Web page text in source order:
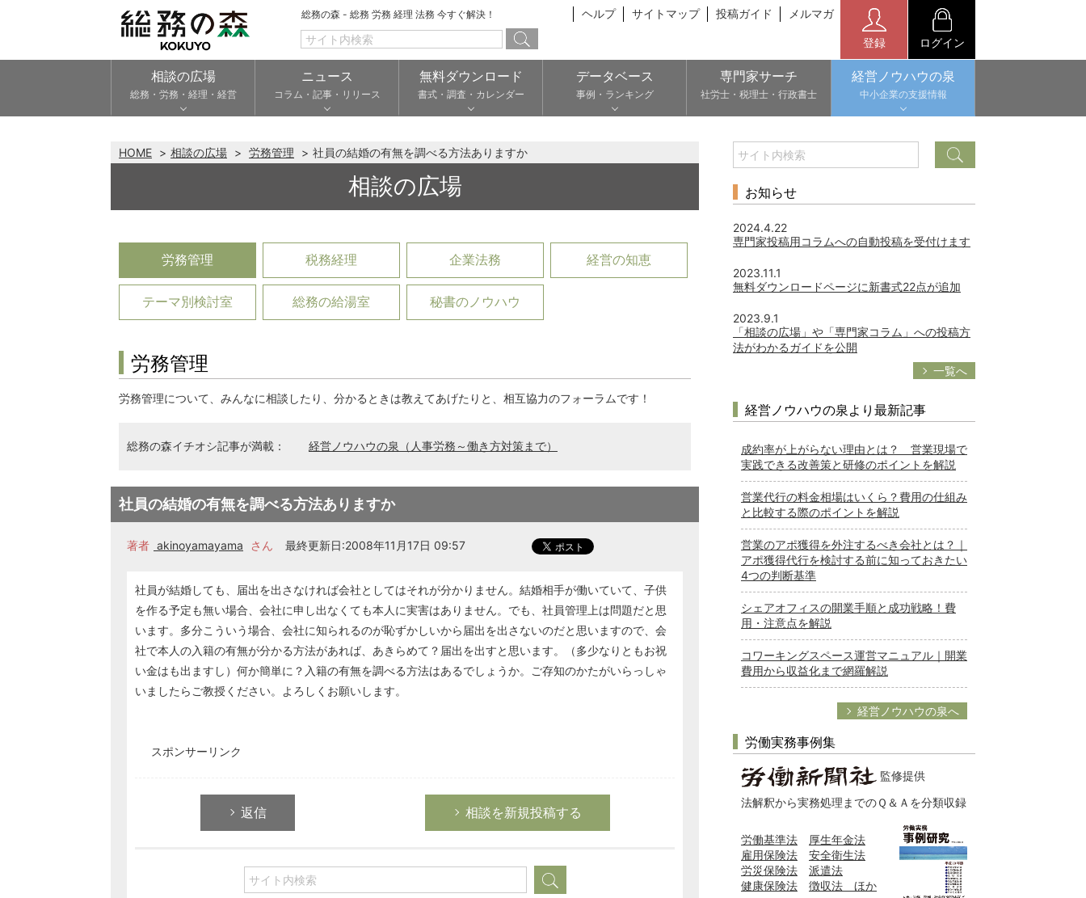
総務の森 - 総務 労務 経理 法務 今すぐ解決！ ヘルプ サイトマップ 投稿ガイド メルマガ
登録 ログイン
相談の広場
総務・労務・経理・経営
ニュース
コラム・記事・リリース
無料ダウンロード
書式・調査・カレンダー
データベース
事例・ランキング
専門家サーチ
社労士・税理士・行政書士
経営ノウハウの泉
中小企業の支援情報
HOME 相談の広場 労務管理 社員の結婚の有無を調べる方法ありますか
相談の広場
労務管理 税務経理 企業法務 経営の知恵
テーマ別検討室 総務の給湯室 秘書のノウハウ
労務管理
労務管理について、みんなに相談したり、分かるときは教えてあげたりと、相互協力のフォーラムです！
総務の森イチオシ記事が満載： 経営ノウハウの泉（人事労務～働き方対策まで）
社員の結婚の有無を調べる方法ありますか
著者 akinoyamayama さん 最終更新日:2008年11月17日 09:57
社員が結婚しても、届出を出さなければ会社としてはそれが分かりません。結婚相手が働いていて、子供
を作る予定も無い場合、会社に申し出なくても本人に実害はありません。でも、社員管理上は問題だと思
います。多分こういう場合、会社に知られるのが恥ずかしいから届出を出さないのだと思いますので、会
社で本人の入籍の有無が分かる方法があれば、あきらめて？届出を出すと思います。（多少なりともお祝
い金はも出ますし）何か簡単に？入籍の有無を調べる方法はあるでしょうか。ご存知のかたがいらっしゃ
いましたらご教授ください。よろしくお願いします。
スポンサーリンク
返信 相談を新規投稿する
お知らせ
2024.4.22
専門家投稿用コラムへの自動投稿を受付けます
2023.11.1
無料ダウンロードページに新書式22点が追加
2023.9.1
「相談の広場」や「専門家コラム」への投稿方
法がわかるガイドを公開
一覧へ
経営ノウハウの泉より最新記事
成約率が上がらない理由とは？ 営業現場で
実践できる改善策と研修のポイントを解説
営業代行の料金相場はいくら？費用の仕組み
と比較する際のポイントを解説
営業のアポ獲得を外注するべき会社とは？｜
アポ獲得代行を検討する前に知っておきたい
4つの判断基準
シェアオフィスの開業手順と成功戦略！費
用・注意点を解説
コワーキングスペース運営マニュアル｜開業
費用から収益化まで網羅解説
経営ノウハウの泉へ
労働実務事例集
監修提供
法解釈から実務処理までのＱ＆Ａを分類収録
労働基準法
厚生年金法
雇用保険法
安全衛生法
労災保険法
派遣法
健康保険法
徴収法 ほか